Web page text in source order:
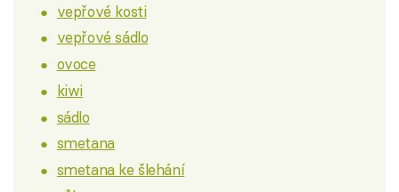
vepřové kosti
vepřové sádlo
ovoce
kiwi
sádlo
smetana
smetana ke šlehání